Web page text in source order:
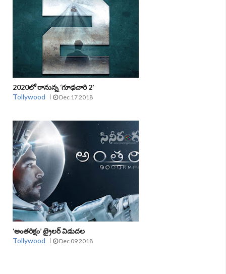
2020లో రానున్న ‘గూఢచారి 2’
Tollywood
Dec 17 2018
‘అంతరిక్షం’ ట్రైలర్‌ విడుదల
Tollywood
Dec 09 2018